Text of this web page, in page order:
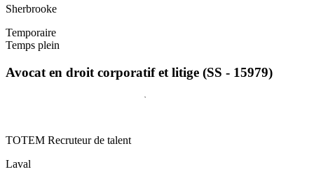
Sherbrooke
Temporaire
Temps plein
Avocat en droit corporatif et litige (SS - 15979)
TOTEM Recruteur de talent
Laval